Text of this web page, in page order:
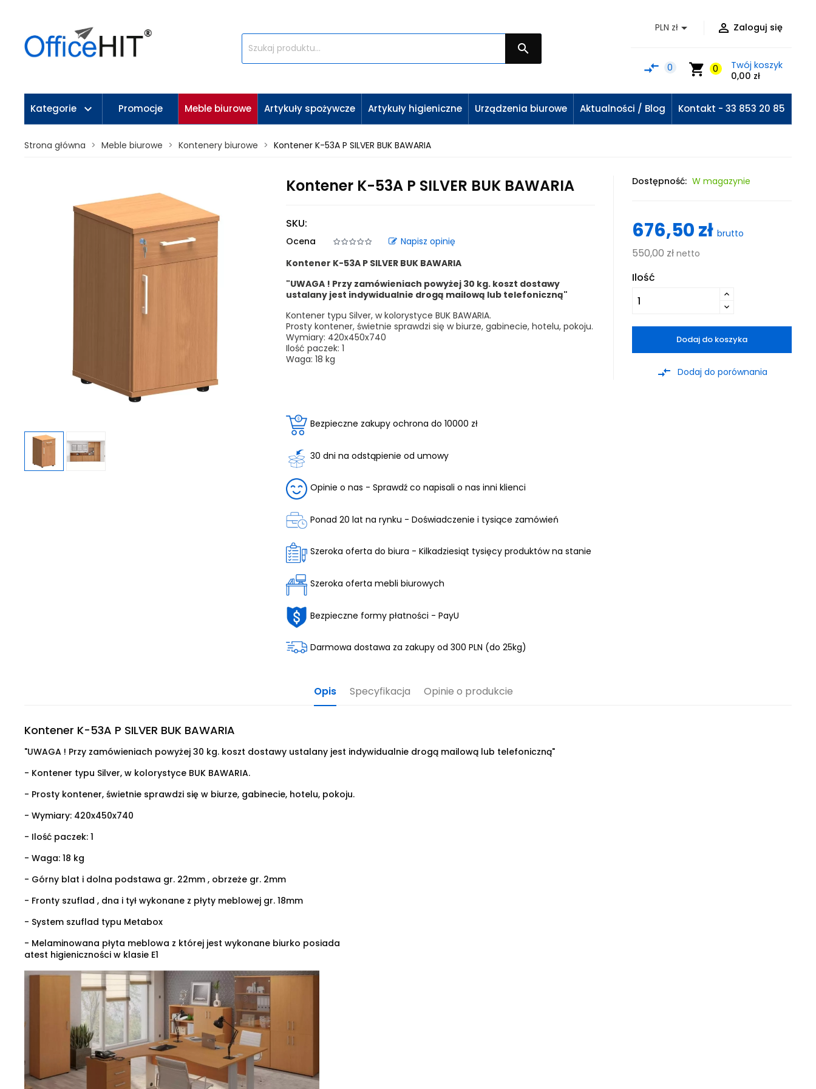

 Zaloguj się
PLN zł
shopping_cart 0
Twój koszyk
0,00 zł
compare_arrows 0
Kategorie keyboard_arrow_down Promocje Meble biurowe Artykuły spożywcze Artykuły higieniczne Urządzenia biurowe Aktualności / Blog Kontakt - 33 853 20 85
Strona główna Meble biurowe Kontenery biurowe Kontener K-53A P SILVER BUK BAWARIA
Kontener K-53A P SILVER BUK BAWARIA
SKU:
Ocena
Napisz opinię
Kontener K-53A P SILVER BUK BAWARIA
"UWAGA ! Przy zamówieniach powyżej 30 kg. koszt dostawy
ustalany jest indywidualnie drogą mailową lub telefoniczną"
Kontener typu Silver, w kolorystyce BUK BAWARIA.
Prosty kontener, świetnie sprawdzi się w biurze, gabinecie, hotelu, pokoju.
Wymiary: 420x450x740
Ilość paczek: 1
Waga: 18 kg
Bezpieczne zakupy ochrona do 10000 zł
30 dni na odstąpienie od umowy
Opinie o nas - Sprawdź co napisali o nas inni klienci
Ponad 20 lat na rynku - Doświadczenie i tysiące zamówień
Szeroka oferta do biura - Kilkadziesiąt tysięcy produktów na stanie
Szeroka oferta mebli biurowych
Bezpieczne formy płatności - PayU
Darmowa dostawa za zakupy od 300 PLN (do 25kg)
Dostępność: W magazynie
676,50 zł brutto
550,00 zł netto
Ilość
Dodaj do koszyka
compare_arrows Dodaj do porównania
Opis Specyfikacja Opinie o produkcie
Kontener K-53A P SILVER BUK BAWARIA
"UWAGA ! Przy zamówieniach powyżej 30 kg. koszt dostawy ustalany jest indywidualnie drogą mailową lub telefoniczną"
- Kontener typu Silver, w kolorystyce BUK BAWARIA.
- Prosty kontener, świetnie sprawdzi się w biurze, gabinecie, hotelu, pokoju.
- Wymiary: 420x450x740
- Ilość paczek: 1
- Waga: 18 kg
- Górny blat i dolna podstawa gr. 22mm , obrzeże gr. 2mm
- Fronty szuflad , dna i tył wykonane z płyty meblowej gr. 18mm
- System szuflad typu Metabox
- Melaminowana płyta meblowa z której jest wykonane biurko posiada
atest higieniczności w klasie E1